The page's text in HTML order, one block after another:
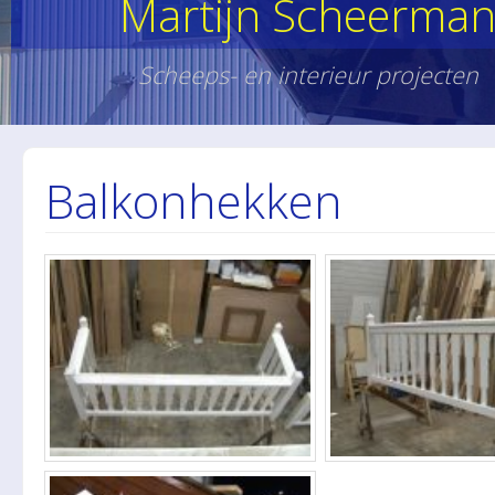
Martijn
Scheeps- en interieur projecten
Balkonhekken